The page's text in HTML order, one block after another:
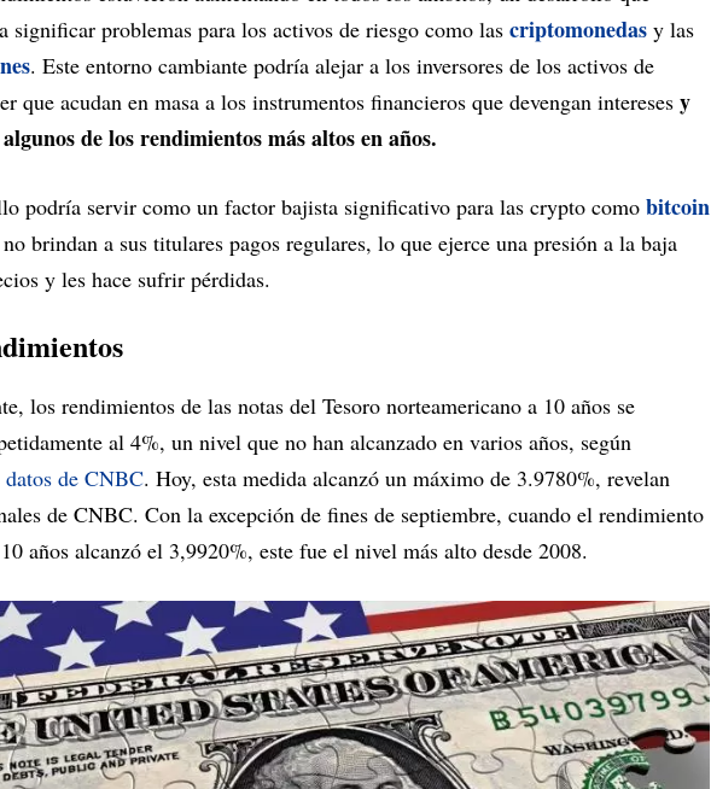
significar problemas para los activos de riesgo como las criptomonedas y las
. Este entorno cambiante podría alejar a los inversores de los activos de
que acudan en masa a los instrumentos financieros que devengan intereses y
de los rendimientos más altos en años.
podría servir como un factor bajista significativo para las crypto como bitcoin
brindan a sus titulares pagos regulares, lo que ejerce una presión a la baja
y les hace sufrir pérdidas.
los rendimientos de las notas del Tesoro norteamericano a 10 años se
al 4%, un nivel que no han alcanzado en varios años, según
datos de CNBC. Hoy, esta medida alcanzó un máximo de 3.9780%, revelan
de CNBC. Con la excepción de fines de septiembre, cuando el rendimiento
años alcanzó el 3,9920%, este fue el nivel más alto desde 2008.